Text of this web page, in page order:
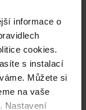
informace o
cookies.
s instalací
Můžete si
na vaše
Nastavení